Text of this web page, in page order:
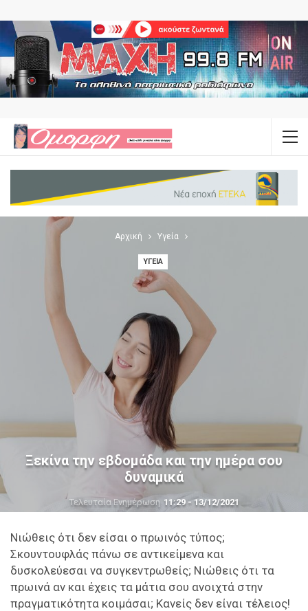
Αρχική Υγεία
ΥΓΕΊΑ
Ξεκίνα την εβδομάδα και την ημέρα σου
δυναμικά
Τελευταία Ενημέρωση 11:29 - 13/12/2021
Νιώθεις ότι δεν είσαι ο πρωινός τύπος;
Σκουντουφλάς πάνω σε αντικείμενα και
δυσκολεύεσαι να συγκεντρωθείς; Νιώθεις ότι τα
πρωινά αν και έχεις τα μάτια σου ανοιχτά στην
πραγματικότητα κοιμάσαι; Κανείς δεν είναι τέλειος!